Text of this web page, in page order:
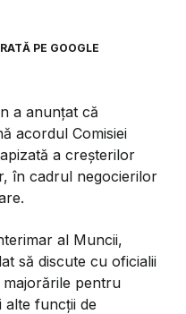
PE GOOGLE
a anunțat că
acordul Comisiei
a creșterilor
în cadrul negocierilor
al Muncii,
să discute cu oficialii
pentru
alte funcții de